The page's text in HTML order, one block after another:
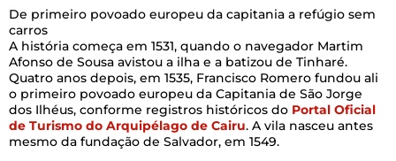
De primeiro povoado europeu da capitania a refúgio sem
carros
A história começa em 1531, quando o navegador Martim
Afonso de Sousa avistou a ilha e a batizou de Tinharé.
Quatro anos depois, em 1535, Francisco Romero fundou ali
o primeiro povoado europeu da Capitania de São Jorge
dos Ilhéus, conforme registros históricos do Portal Oficial
de Turismo do Arquipélago de Cairu. A vila nasceu antes
mesmo da fundação de Salvador, em 1549.